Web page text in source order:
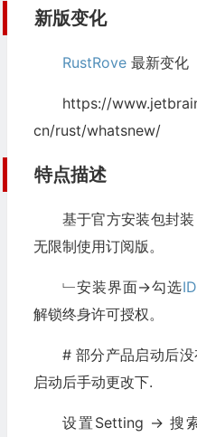
新版变化
RustRove最新变化
https://
cn/rust/whatsnew/
特点描述
基于官方安装包封
无限制使用订阅版。
﹂安装界面->勾选
解锁终身许可授权。
# 部分产品启动后
启动后手动更改下.
设置Setting -> 搜